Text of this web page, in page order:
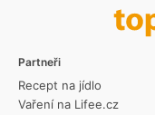
Partneři
Recept na jídlo
Vaření na Lifee.cz